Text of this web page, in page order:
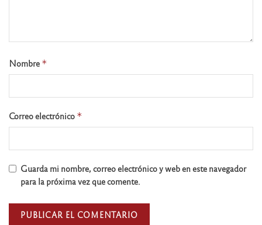
Nombre *
Correo electrónico *
Guarda mi nombre, correo electrónico y web en este navegador
para la próxima vez que comente.